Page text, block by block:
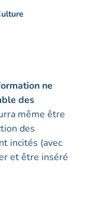
ne
des
même être
des
incités (avec
et être inséré